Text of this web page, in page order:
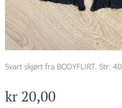
Svart skjørt fra BODYFLIRT. Str: 40
kr 20,00